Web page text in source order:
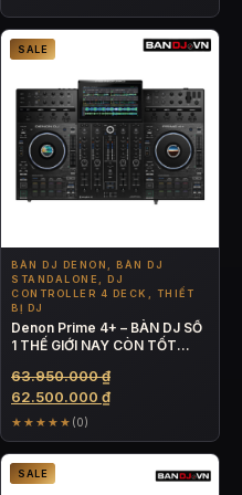
SALE
BÀN DJ DENON, BÀN DJ
STANDALONE, DJ
CONTROLLER 4 DECK, THIẾT
BỊ DJ
Denon Prime 4+ – BÀN DJ SỐ
1 THẾ GIỚI NAY CÒN TỐT
63.950.000₫Giá
gốc
63.950.000 ₫.
62.500.000 ₫Giá
tại
là:
62.500.000 ₫.
★★★★★ (0)
SALE